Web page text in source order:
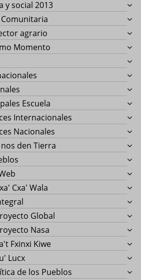
y social 2013
agrario
Momento
Escuela
Internacionales
Nacionales
den Tierra
Cxa' Wala
Global
Nasa
Fxinxi Kiwe
Lucx
de los Pueblos